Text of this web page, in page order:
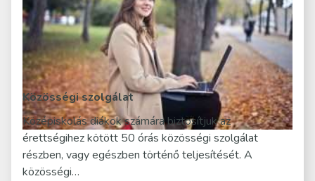
Közösségi szolgálat
Középiskolás diákok számára biztosítjuk az
érettségihez kötött 50 órás közösségi szolgálat
részben, vagy egészben történő teljesítését. A
közösségi…